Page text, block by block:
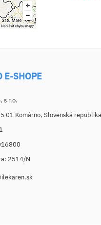
E-SHOPE
s r.o.
01 Komárno, Slovenská republika
2514/N